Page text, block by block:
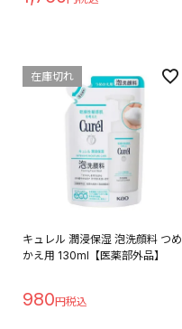
キュレル 潤浸保湿 泡洗顔料 つめ
かえ用 130ml【医薬部外品】
980
在庫切れ